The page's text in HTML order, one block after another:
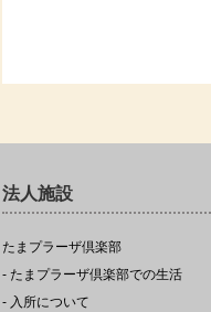
法人施設
たまプラーザ倶楽部
- たまプラーザ倶楽部での生活
- 入所について